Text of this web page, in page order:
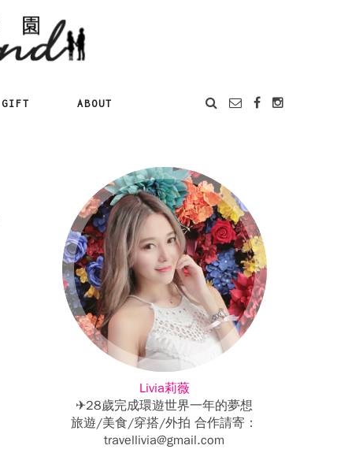
GIFT ABOUT
Livia莉薇
✈28歲完成環遊世界一年的夢想
旅遊/美食/穿搭/外拍 合作請寄：
travellivia@gmail.com